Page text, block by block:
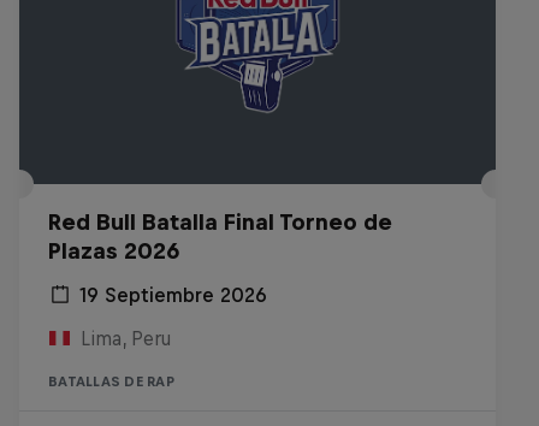
Red Bull Batalla Final Torneo de
Plazas 2026
19 Septiembre 2026
Lima, Peru
BATALLAS DE RAP